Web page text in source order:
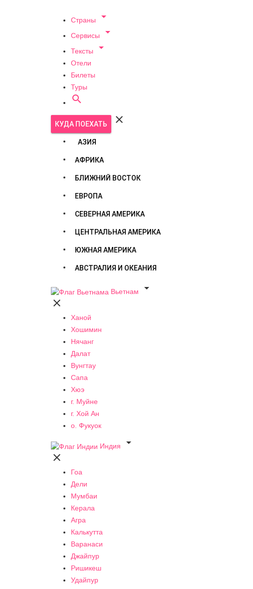
Страны 
Сервисы 
Тексты 
Отели
Билеты
Туры

КУДА ПОЕХАТЬ 
АЗИЯ
АФРИКА
БЛИЖНИЙ ВОСТОК
ЕВРОПА
СЕВЕРНАЯ АМЕРИКА
ЦЕНТРАЛЬНАЯ АМЕРИКА
ЮЖНАЯ АМЕРИКА
АВСТРАЛИЯ И ОКЕАНИЯ
Вьетнам


Ханой
Хошимин
Нячанг
Далат
Вунгтау
Сапа
Хюэ
г. Муйне
г. Хой Ан
о. Фукуок
Индия


Гоа
Дели
Мумбаи
Керала
Агра
Калькутта
Варанаси
Джайпур
Ришикеш
Удайпур